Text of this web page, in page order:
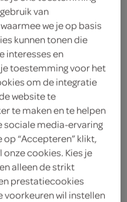
kies je winkel
van
we je op basis
kunnen tonen die
interesses en
toestemming voor het
om de integratie
website te
te maken en te helpen
sociale media-ervaring
“Accepteren” klikt,
cookies. Kies je
alleen de strikt
prestatiecookies
voorkeuren wil instellen